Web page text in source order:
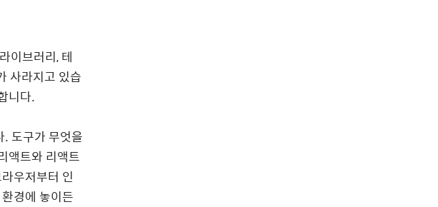
이브러리,테
사라지고 있습
니다.
.도구가 무엇을
액트와 리액트
우저부터 인
경에 놓이든